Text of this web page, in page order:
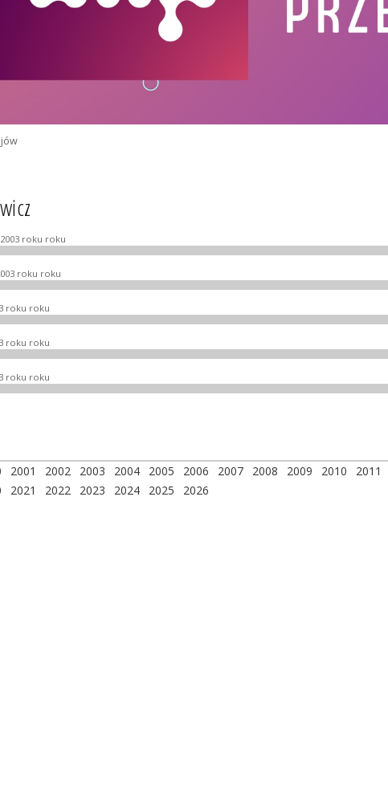
roku roku
roku roku
roku roku
roku roku
roku roku
2001 2002 2003 2004 2005 2006 2007 2008 2009 2010 2011
2021 2022 2023 2024 2025 2026